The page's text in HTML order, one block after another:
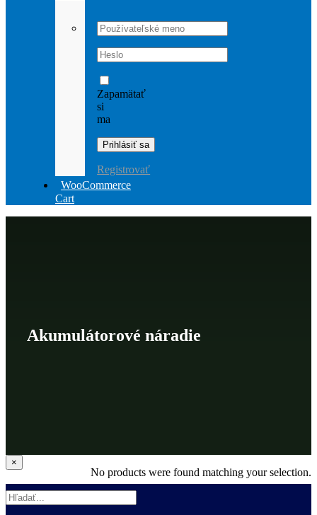
Username:
Password:
Zapamätať
si
ma
Registrovať
WooCommerce
Cart
Akumulátorové náradie
No products were found matching your selection.
Zatvoriť
rýchle
zobrazenie
produktu
×